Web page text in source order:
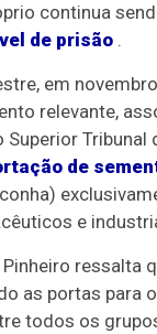
continua
de prisão .
em
relevante,
Superior Tribunal
de
e
ressalta
as portas para
todos os